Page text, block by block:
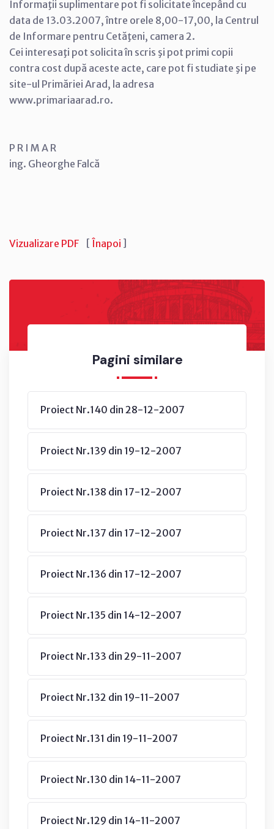
Pagini similare
Proiect Nr.140 din 28-12-2007
Proiect Nr.139 din 19-12-2007
Proiect Nr.138 din 17-12-2007
Proiect Nr.137 din 17-12-2007
Proiect Nr.136 din 17-12-2007
Proiect Nr.135 din 14-12-2007
Proiect Nr.133 din 29-11-2007
Proiect Nr.132 din 19-11-2007
Proiect Nr.131 din 19-11-2007
Proiect Nr.130 din 14-11-2007
Proiect Nr.129 din 14-11-2007
Informaţii suplimentare pot fi solicitate începând cu
data de 13.03.2007, între orele 8,00-17,00, la Centrul
de Informare pentru Cetăţeni, camera 2.
Cei interesaţi pot solicita în scris şi pot primi copii
contra cost după aceste acte, care pot fi studiate şi pe
site-ul Primăriei Arad, la adresa
www.primariaarad.ro.
P R I M A R
ing. Gheorghe Falcă
Vizualizare PDF [ Înapoi ]